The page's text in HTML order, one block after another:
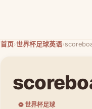
首页›世界杯足球英语›
⚽ 世界杯足球